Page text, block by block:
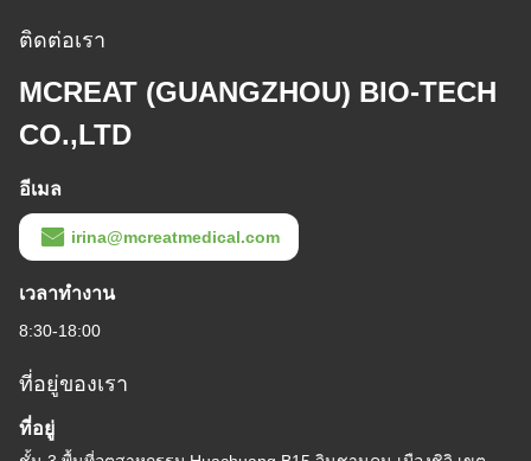
ติดต่อเรา
MCREAT (GUANGZHOU) BIO-TECH
CO.,LTD
อีเมล
irina@mcreatmedical.com
เวลาทํางาน
8:30-18:00
ที่อยู่ของเรา
ที่อยู่